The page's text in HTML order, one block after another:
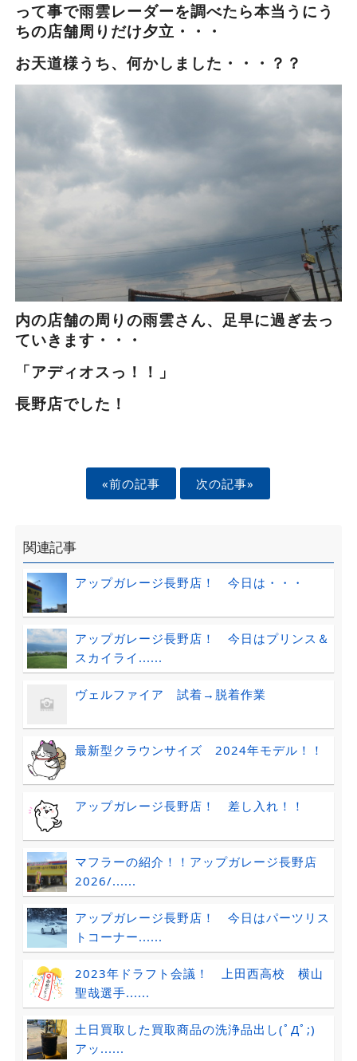
って事で雨雲レーダーを調べたら本当うにう
ちの店舗周りだけ夕立・・・
お天道様うち、何かしました・・・？？
内の店舗の周りの雨雲さん、足早に過ぎ去っ
ていきます・・・
「アディオスっ！！」
長野店でした！
«前の記事 次の記事»
関連記事
アップガレージ長野店！ 今日は・・・
アップガレージ長野店！ 今日はプリンス＆
スカイライ......
ヴェルファイア 試着→脱着作業
最新型クラウンサイズ 2024年モデル！！
アップガレージ長野店！ 差し入れ！！
マフラーの紹介！！アップガレージ長野店
2026/......
アップガレージ長野店！ 今日はパーツリス
トコーナー......
2023年ドラフト会議！ 上田西高校 横山
聖哉選手......
土日買取した買取商品の洗浄品出し(ﾟДﾟ;)
アッ......